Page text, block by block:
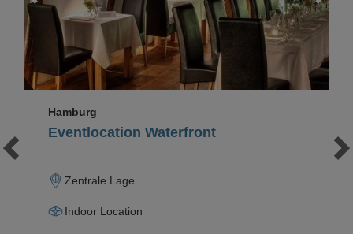
Eventlocation Waterfront
Hamburg
Zentrale Lage
Indoor Location